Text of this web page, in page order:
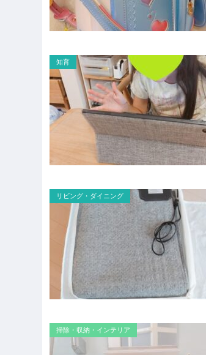
知育
リビング・ダイニング
掃除・収納・インテリア